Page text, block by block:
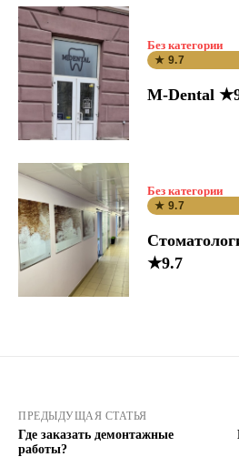
Без категории
★ 9.7
M-Dental
Без категории
★ 9.7
★9.7
ПРЕДЫДУЩАЯ СТАТЬЯ
Где заказать демонтажные
работы?